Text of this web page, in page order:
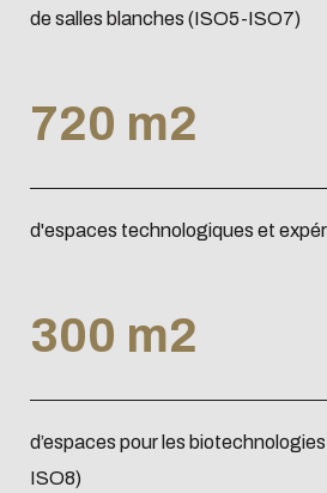
de salles blanches (ISO5-ISO7)
720 m2
d'espaces technologiques et
300 m2
d’espaces pour les
ISO8)